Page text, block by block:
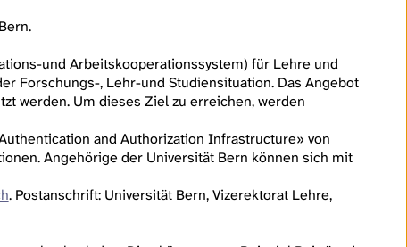
und Arbeitskooperationssystem) für Lehre und
Forschungs-, Lehr-und Studiensituation. Das Angebot
werden. Um dieses Ziel zu erreichen, werden
and Authorization Infrastructure» von
Angehörige der Universität Bern können sich mit
. Postanschrift: Universität Bern, Vizerektorat Lehre,